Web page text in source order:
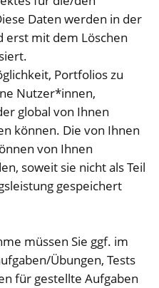
Daten werden in der
erst mit dem Löschen
Portfolios zu
Nutzer*innen,
global von Ihnen
können. Die von Ihnen
von Ihnen
soweit sie nicht als Teil
gespeichert
müssen Sie ggf. im
Übungen, Tests
für gestellte Aufgaben